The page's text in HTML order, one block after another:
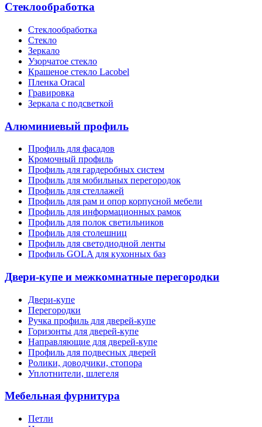
Стеклообработка
Стеклообработка
Стекло
Зеркало
Узорчатое стекло
Крашеное стекло Lacobel
Пленка Oracal
Гравировка
Зеркала с подсветкой
Алюминиевый профиль
Профиль для фасадов
Кромочный профиль
Профиль для гардеробных систем
Профиль для мобильных перегородок
Профиль для стеллажей
Профиль для рам и опор корпусной мебели
Профиль для информационных рамок
Профиль для полок светильников
Профиль для столешниц
Профиль для светодиодной ленты
Профиль GOLA для кухонных баз
Двери-купе и межкомнатные перегородки
Двери-купе
Перегородки
Ручка профиль для дверей-купе
Горизонты для дверей-купе
Направляющие для дверей-купе
Профиль для подвесных дверей
Ролики, доводчики, стопора
Уплотнители, шлегеля
Мебельная фурнитура
Петли